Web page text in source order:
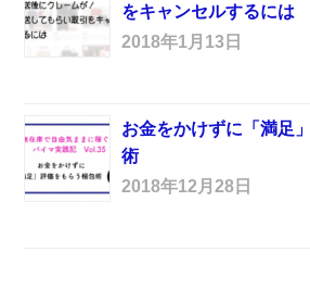
をキャンセルするには
2018年1月13日
お金をかけずに「満足
術
2018年12月28日